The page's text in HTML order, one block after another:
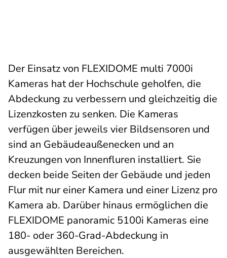
Der Einsatz von FLEXIDOME multi 7000i
Kameras hat der Hochschule geholfen, die
Abdeckung zu verbessern und gleichzeitig die
Lizenzkosten zu senken. Die Kameras
verfügen über jeweils vier Bildsensoren und
sind an Gebäudeaußenecken und an
Kreuzungen von Innenfluren installiert. Sie
decken beide Seiten der Gebäude und jeden
Flur mit nur einer Kamera und einer Lizenz pro
Kamera ab. Darüber hinaus ermöglichen die
FLEXIDOME panoramic 5100i Kameras eine
180- oder 360-Grad-Abdeckung in
ausgewählten Bereichen.